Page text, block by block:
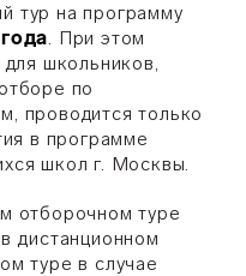
тур на программу
. При этом
школьников,
по
проводится только
в программе
школ г. Москвы.
отборочном туре
дистанционном
туре в случае